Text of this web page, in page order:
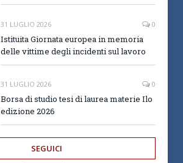
31 LUGLIO 2026 0
Istituita Giornata europea in memoria
delle vittime degli incidenti sul lavoro
31 LUGLIO 2026 0
Borsa di studio tesi di laurea materie Ilo
edizione 2026
SEGUICI